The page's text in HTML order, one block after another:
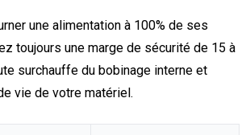
une alimentation à 100% de ses
toujours une marge de sécurité de 15 à
surchauffe du bobinage interne et
vie de votre matériel.